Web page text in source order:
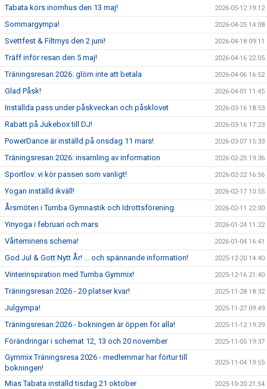
Tabata körs inomhus den 13 maj! 2026-05-12 19:12
Sommargympa! 2026-04-25 14:08
Svettfest & Filtmys den 2 juni! 2026-04-18 09:11
Träff inför resan den 5 maj! 2026-04-16 22:05
Träningsresan 2026: glöm inte att betala 2026-04-06 16:52
Glad Påsk! 2026-04-01 11:45
Inställda pass under påskveckan och påsklovet 2026-03-16 18:53
Rabatt på Jukebox till DJ! 2026-03-16 17:23
PowerDance är inställd på onsdag 11 mars! 2026-03-07 15:33
Träningsresan 2026: insamling av information 2026-02-25 19:36
Sportlov: vi kör passen som vanligt! 2026-02-22 16:56
Yogan inställd ikväll! 2026-02-17 10:55
Årsmöten i Tumba Gymnastik och Idrottsförening 2026-02-11 22:00
Yinyoga i februari och mars 2026-01-24 11:22
Vårteminens schema! 2026-01-04 16:41
God Jul & Gott Nytt År! ... och spännande information! 2025-12-20 14:40
Vinterinspiration med Tumba Gymmix! 2025-12-16 21:40
Träningsresan 2026 - 20 platser kvar! 2025-11-28 18:32
Julgympa! 2025-11-27 09:49
Träningsresan 2026 - bokningen är öppen för alla! 2025-11-12 19:39
Förändringar i schemat 12, 13 och 20 november 2025-11-05 19:37
Gymmix Träningsresa 2026 - medlemmar har förtur till
bokningen!
2025-11-04 19:55
Mias Tabata inställd tisdag 21 oktober 2025-10-20 21:54